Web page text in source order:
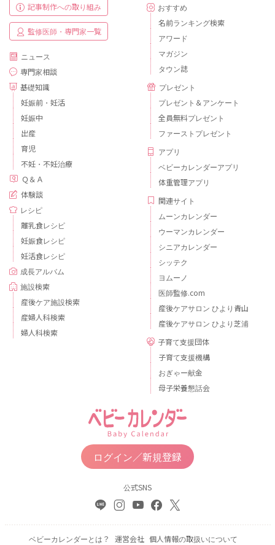
記事制作への取り組み
監修医師・専門家一覧
ニュース
専門家相談
基礎知識
妊娠前・妊活
妊娠中
出産
育児
不妊・不妊治療
Ｑ＆Ａ
体験談
レシピ
離乳食レシピ
妊娠食レシピ
妊活食レシピ
成長アルバム
施設検索
産後ケア施設検索
産婦人科検索
婦人科検索
おすすめ
名前ランキング検索
アワード
マガジン
タウン誌
プレゼント
プレゼント＆アンケート
全員無料プレゼント
ファーストプレゼント
アプリ
ベビーカレンダーアプリ
体重管理アプリ
関連サイト
ムーンカレンダー
ウーマンカレンダー
シニアカレンダー
シッテク
ヨムーノ
医師監修.com
産後ケアサロン ひより青山
産後ケアサロン ひより芝浦
子育て支援団体
子育て支援機構
おぎゃー献金
母子栄養懇話会
ログイン／新規登録
公式SNS
ベビーカレンダーとは？ 運営会社 個人情報の取扱いについて